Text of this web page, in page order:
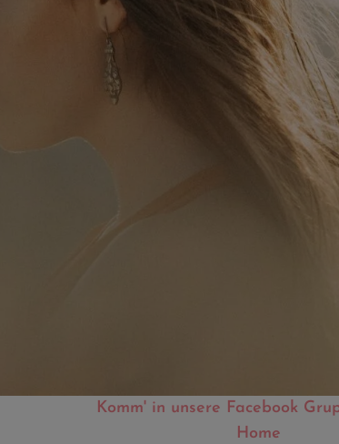
Komm' in unsere Facebook
Home